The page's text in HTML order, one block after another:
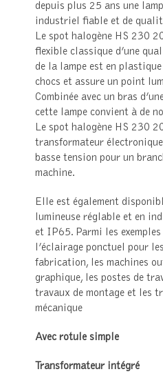
depuis plus 25 ans une
industriel fiable et de
Le spot halogène HS 230
flexible classique d’une
de la lampe est en
chocs et assure un point
Combinée avec un bras
cette lampe convient à de
Le spot halogène HS 230
transformateur
basse tension pour un
machine.
Elle est également
lumineuse réglable et en
et IP65. Parmi les
l’éclairage ponctuel pour
fabrication, les machines
graphique, les postes de
travaux de montage et les
mécanique
Avec rotule simple
Transformateur intégré